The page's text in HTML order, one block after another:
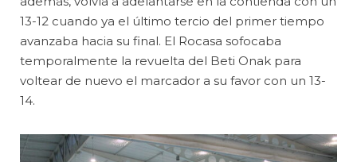
13-12 cuando ya el último tercio del primer tiempo
avanzaba hacia su final. El Rocasa sofocaba
temporalmente la revuelta del Beti Onak para
voltear de nuevo el marcador a su favor con un 13-
14.